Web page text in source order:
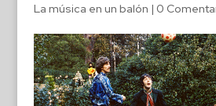
La música en un balón | 0